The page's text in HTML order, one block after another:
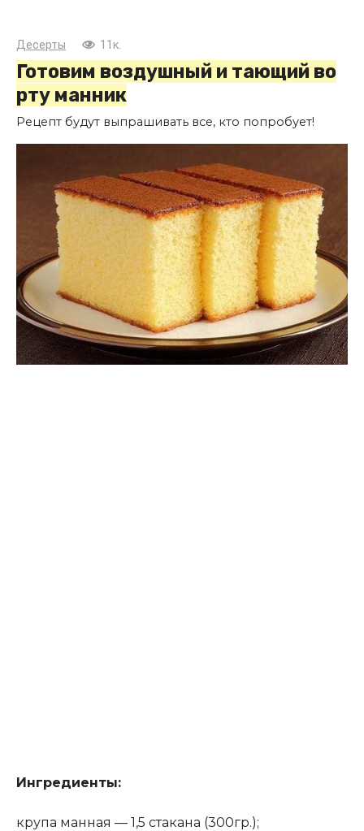
Десерты 11к.
Готовим воздушный и тающий во
рту манник
Рецепт будут выпрашивать все, кто попробует!
Ингредиенты:
крупа манная — 1,5 стакана (300гр.);